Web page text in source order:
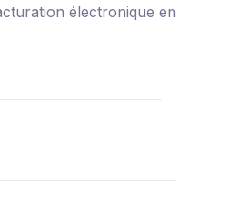
électronique en